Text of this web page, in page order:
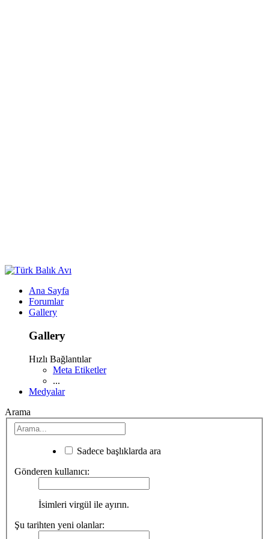
Ana Sayfa
Forumlar
Gallery
Gallery
Hızlı Bağlantılar
Meta Etiketler
...
Medyalar
Arama
Sadece başlıklarda ara
Gönderen kullanıcı:
İsimleri virgül ile ayırın.
Şu tarihten yeni olanlar: